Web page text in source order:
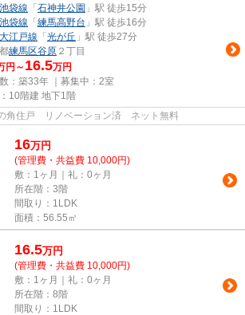
袋線 「 石神井公園 」駅 徒歩15分
袋線 「 練馬高野台 」駅 徒歩16分
江戸線 「 光が丘 」駅 徒歩27分
練馬区谷原 ２丁目
円～ 16.5万円
：築33年 ｜募集中： 2室
10階建 地下1階
角住戸 リノベーション済 ネット無料
16万円
(管理費・共益費 10,000円)
敷：1ヶ月｜礼：0ヶ月
所在階：3階
間取り：1LDK
面積：56.55㎡
16.5万円
(管理費・共益費 10,000円)
敷：1ヶ月｜礼：0ヶ月
所在階：8階
間取り：1LDK